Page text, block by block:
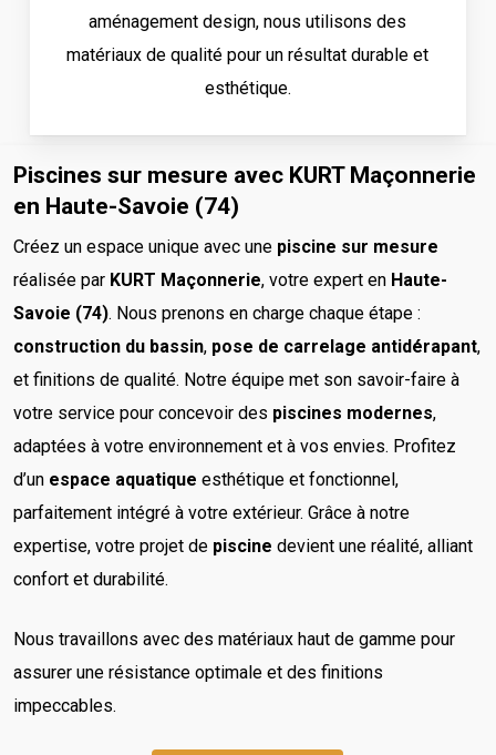
aménagement design, nous utilisons des
matériaux de qualité pour un résultat durable et
esthétique.
Piscines sur mesure avec KURT Maçonnerie
en Haute-Savoie (74)
Créez un espace unique avec une piscine sur mesure
réalisée par KURT Maçonnerie, votre expert en Haute-
Savoie (74). Nous prenons en charge chaque étape :
construction du bassin, pose de carrelage antidérapant,
et finitions de qualité. Notre équipe met son savoir-faire à
votre service pour concevoir des piscines modernes,
adaptées à votre environnement et à vos envies. Profitez
d’un espace aquatique esthétique et fonctionnel,
parfaitement intégré à votre extérieur. Grâce à notre
expertise, votre projet de piscine devient une réalité, alliant
confort et durabilité.
Nous travaillons avec des matériaux haut de gamme pour
assurer une résistance optimale et des finitions
impeccables.